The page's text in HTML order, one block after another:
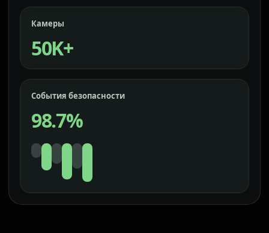
Камеры
50K+
События безопасности
98.7%